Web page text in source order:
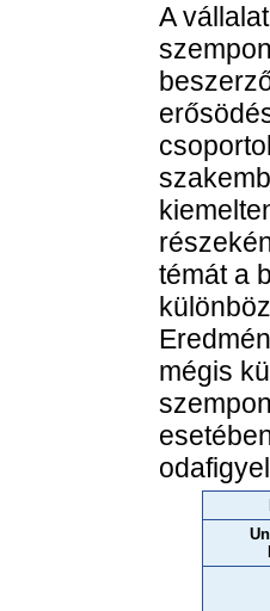
A
témát a
mégis